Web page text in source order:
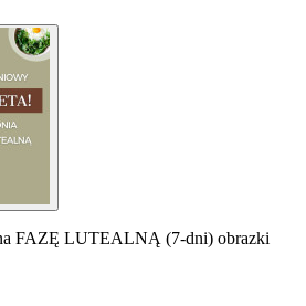
FAZĘ LUTEALNĄ (7-dni) obrazki